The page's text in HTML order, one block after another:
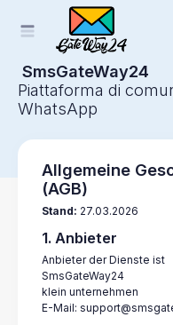
SmsGateWay24
Piattaforma di
WhatsApp
Allgemeine
(AGB)
Stand: 27.03.2026
1. Anbieter
Anbieter der Dienste ist
SmsGateWay24
klein unternehmen
E-Mail: